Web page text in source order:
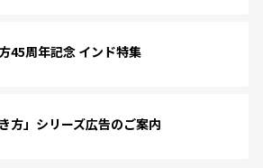
45周年記念 インド特集
方」シリーズ広告のご案内